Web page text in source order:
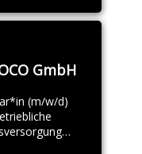
GmbH
(m/w/d)